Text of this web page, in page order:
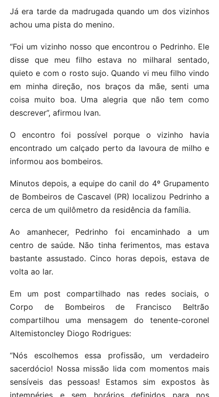
Já era tarde da madrugada quando um dos vizinhos
achou uma pista do menino.
“Foi um vizinho nosso que encontrou o Pedrinho. Ele
disse que meu filho estava no milharal sentado,
quieto e com o rosto sujo. Quando vi meu filho vindo
em minha direção, nos braços da mãe, senti uma
coisa muito boa. Uma alegria que não tem como
descrever”, afirmou Ivan.
O encontro foi possível porque o vizinho havia
encontrado um calçado perto da lavoura de milho e
informou aos bombeiros.
Minutos depois, a equipe do canil do 4º Grupamento
de Bombeiros de Cascavel (PR) localizou Pedrinho a
cerca de um quilômetro da residência da família.
Ao amanhecer, Pedrinho foi encaminhado a um
centro de saúde. Não tinha ferimentos, mas estava
bastante assustado. Cinco horas depois, estava de
volta ao lar.
Em um post compartilhado nas redes sociais, o
Corpo de Bombeiros de Francisco Beltrão
compartilhou uma mensagem do tenente-coronel
Altemistoncley Diogo Rodrigues:
“Nós escolhemos essa profissão, um verdadeiro
sacerdócio! Nossa missão lida com momentos mais
sensíveis das pessoas! Estamos sim expostos às
intempéries e sem horários definidos para nos